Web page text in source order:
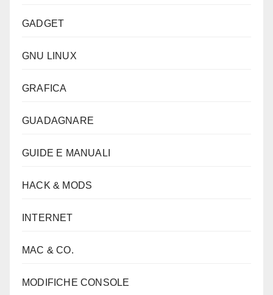
GADGET
GNU LINUX
GRAFICA
GUADAGNARE
GUIDE E MANUALI
HACK & MODS
INTERNET
MAC & CO.
MODIFICHE CONSOLE